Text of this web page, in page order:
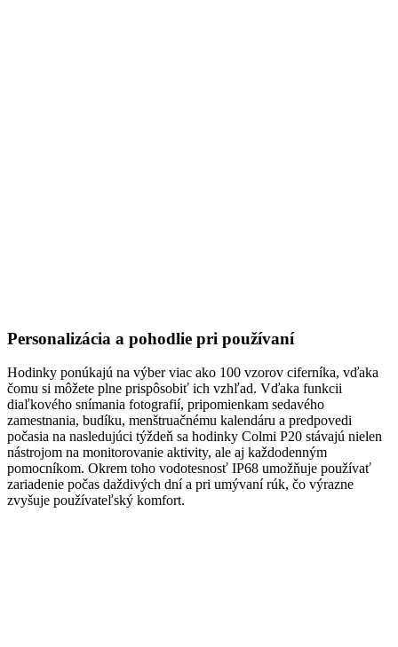
Personalizácia a pohodlie pri používaní
Hodinky ponúkajú na výber viac ako 100 vzorov ciferníka, vďaka
čomu si môžete plne prispôsobiť ich vzhľad. Vďaka funkcii
diaľkového snímania fotografií, pripomienkam sedavého
zamestnania, budíku, menštruačnému kalendáru a predpovedi
počasia na nasledujúci týždeň sa hodinky Colmi P20 stávajú nielen
nástrojom na monitorovanie aktivity, ale aj každodenným
pomocníkom. Okrem toho vodotesnosť IP68 umožňuje používať
zariadenie počas daždivých dní a pri umývaní rúk, čo výrazne
zvyšuje používateľský komfort.